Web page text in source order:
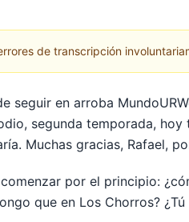
de transcripción
seguir en arroba
segunda temporada,
Muchas gracias, Rafael,
por el principio:
que en Los Chorros?